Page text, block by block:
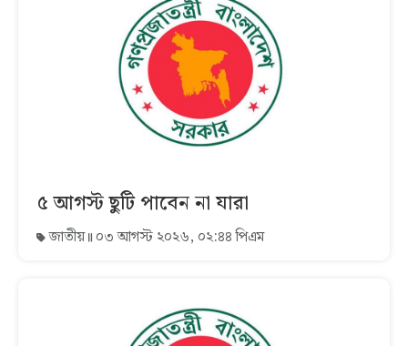
৫ আগস্ট ছুটি পাবেন না যারা
জাতীয় ০৩ আগস্ট ২০২৬, ০২:৪৪ পিএম